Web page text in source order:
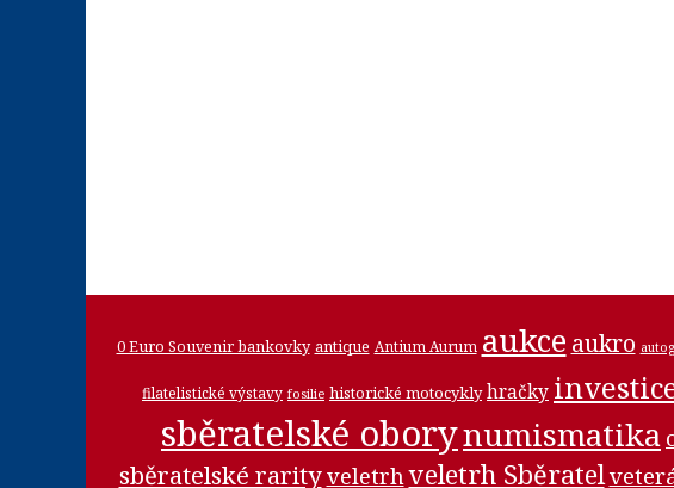
0 Euro Souvenir bankovky antique Antium Aurum aukce aukro
filatelistické výstavy fosilie historické motocykly hračky
sběratelské oborynumismatika
sběratelské rarityveletrhveletrh Sběratel